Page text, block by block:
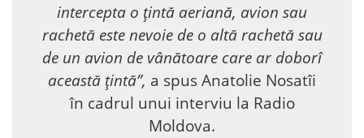
intercepta o țintă aeriană, avion sau
rachetă este nevoie de o altă rachetă sau
de un avion de vânătoare care ar doborî
această țintă”, a spus Anatolie Nosatîi
în cadrul unui interviu la Radio
Moldova.